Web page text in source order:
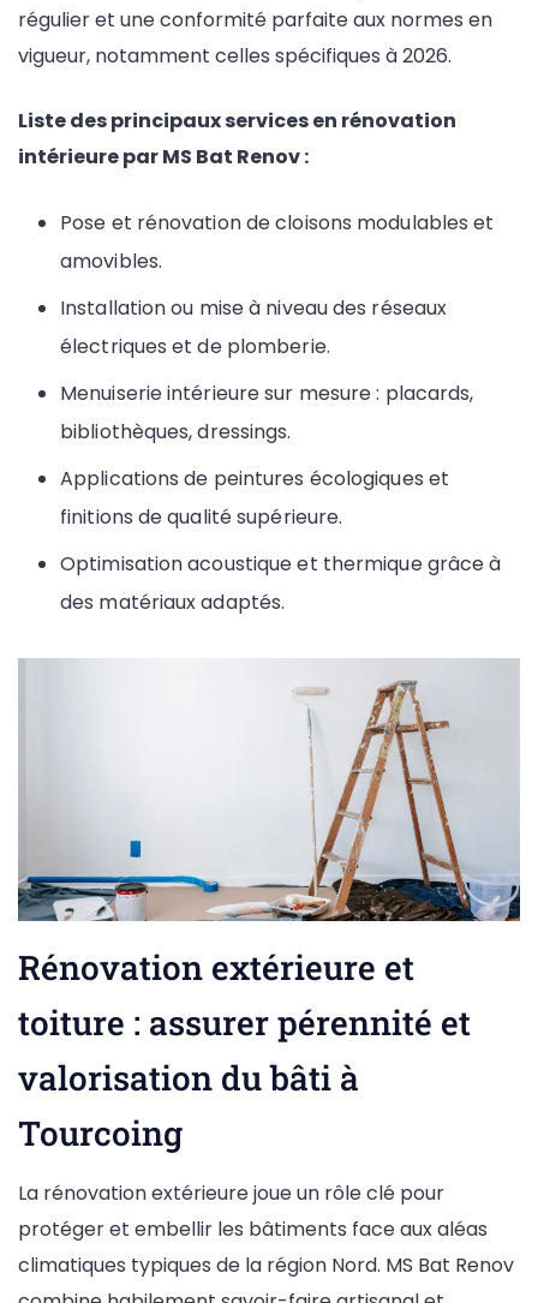
régulier et une conformité parfaite aux normes en
vigueur, notamment celles spécifiques à 2026.
Liste des principaux services en rénovation
intérieure par MS Bat Renov :
Pose et rénovation de cloisons modulables et
amovibles.
Installation ou mise à niveau des réseaux
électriques et de plomberie.
Menuiserie intérieure sur mesure : placards,
bibliothèques, dressings.
Applications de peintures écologiques et
finitions de qualité supérieure.
Optimisation acoustique et thermique grâce à
des matériaux adaptés.
Rénovation extérieure et
toiture : assurer pérennité et
valorisation du bâti à
Tourcoing
La rénovation extérieure joue un rôle clé pour
protéger et embellir les bâtiments face aux aléas
climatiques typiques de la région Nord. MS Bat Renov